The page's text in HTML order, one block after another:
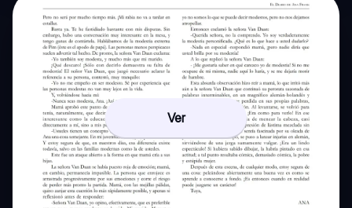
Ver